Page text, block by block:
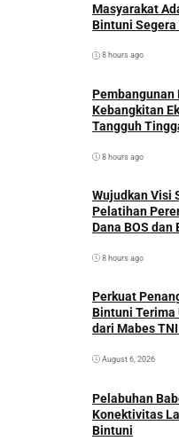
Masyarakat
Bintuni Segera
8 hours ago
Pembangunan
Kebangkitan
Tangguh
8 hours ago
Wujudkan Visi
Pelatihan
Dana BOS dan
8 hours ago
Perkuat
Bintuni Terima
August 6, 2026
Pelabuhan
Konektivitas
Bintuni